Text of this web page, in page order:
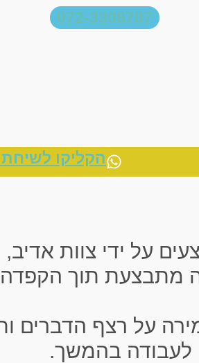
072-3308787
הקליקו
על ידי צוות אדיב,
מתבצעת תוך
על רצף הדברים
לעבודה בהמשך.